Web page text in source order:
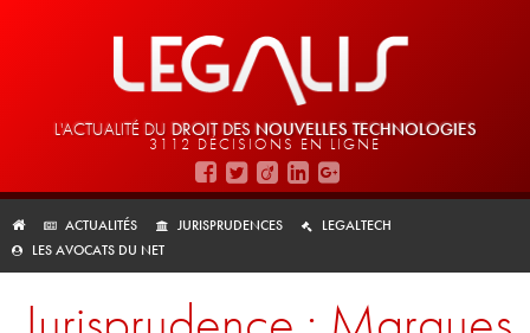
L'ACTUALITÉ DU DROIT DES NOUVELLES TECHNOLOGIES
3112 DÉCISIONS EN LIGNE
ACTUALITÉS JURISPRUDENCES
LEGALTECH
LES AVOCATS DU NET